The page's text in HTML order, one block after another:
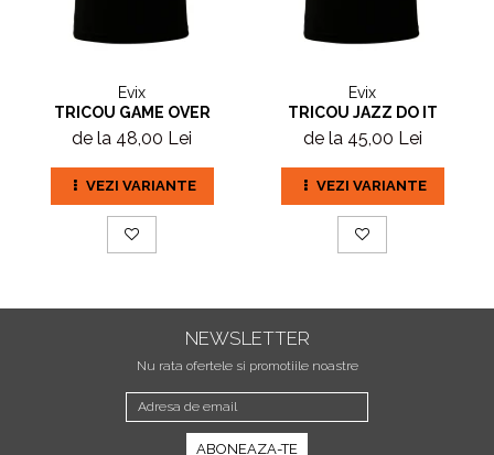
Evix
TRICOU GAME OVER
de la 48,00 Lei
VEZI VARIANTE
Evix
TRICOU JAZZ DO IT
de la 45,00 Lei
VEZI VARIANTE
NEWSLETTER
Nu rata ofertele si promotiile noastre